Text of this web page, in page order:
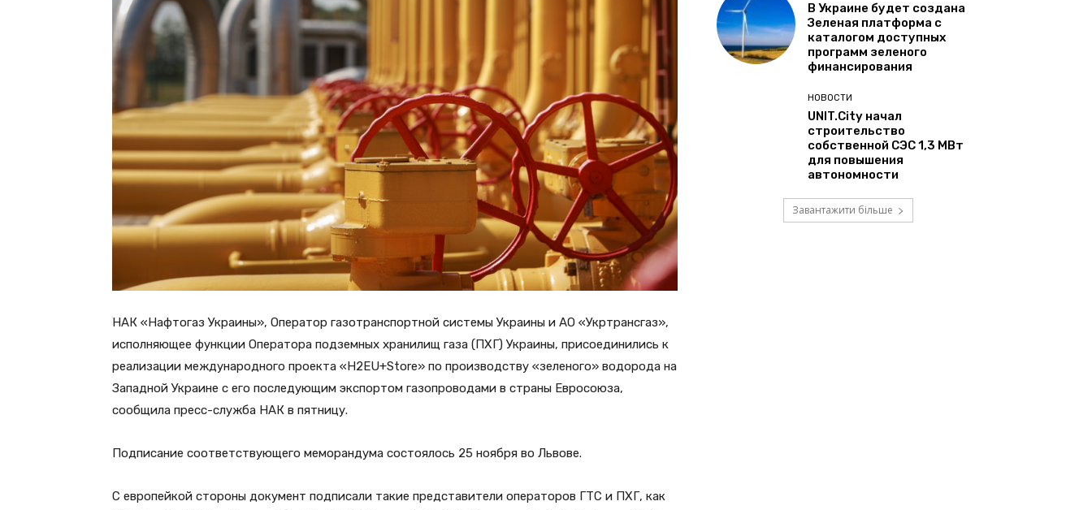
НАК «Нафтогаз Украины», Оператор газотранспортной системы Украины и АО «Укртрансгаз»,
исполняющее функции Оператора подземных хранилищ газа (ПХГ) Украины, присоединились к
реализации международного проекта «H2EU+Store» по производству «зеленого» водорода на
Западной Украине с его последующим экспортом газопроводами в страны Евросоюза,
сообщила пресс-служба НАК в пятницу.
Подписание соответствующего меморандума состоялось 25 ноября во Львове.
С европейкой стороны документ подписали такие представители операторов ГТС и ПХГ, как
В Украине будет создана
Зеленая платформа с
каталогом доступных
программ зеленого
финансирования
НОВОСТИ
UNIT.City начал
строительство
собственной СЭС 1,3 МВт
для повышения
автономности
Завантажити більше